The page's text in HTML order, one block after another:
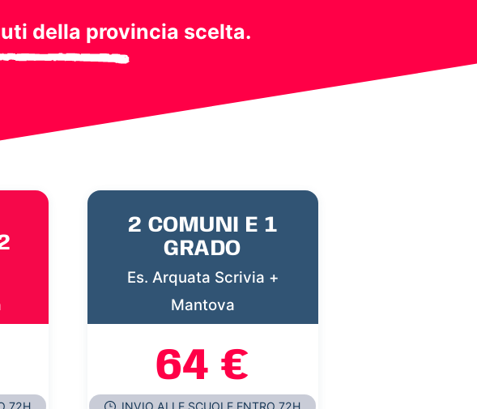
della provincia scelta.
2 COMUNI E 1
GRADO
Es. Arquata Scrivia +
Mantova
64 €
INVIO ALLE SCUOLE ENTRO 72H